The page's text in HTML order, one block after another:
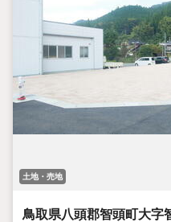
土地・売地
鳥取県八頭郡智頭町大字